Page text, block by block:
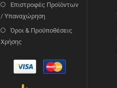
Επιστροφές Προϊόντων
/ Υπαναχώρηση
Όροι & Προϋποθέσεις
Χρήσης